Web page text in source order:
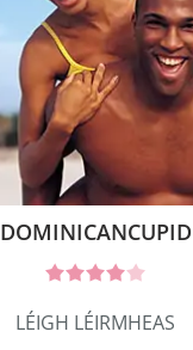
DOMINICANCUPID
LÉIGH LÉIRMHEAS